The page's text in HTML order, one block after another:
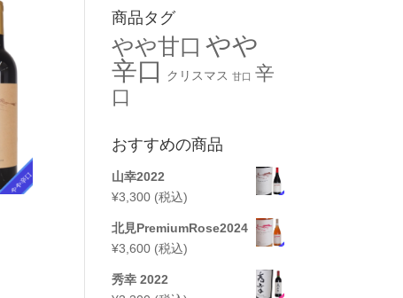
商品タグ
やや甘口 やや
辛口
クリスマス 甘口 辛
口
おすすめの商品
山幸2022
¥3,300 (税込)
北見PremiumRose2024
¥3,600 (税込)
秀幸 2022